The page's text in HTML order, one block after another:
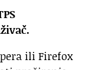
ili Firefox